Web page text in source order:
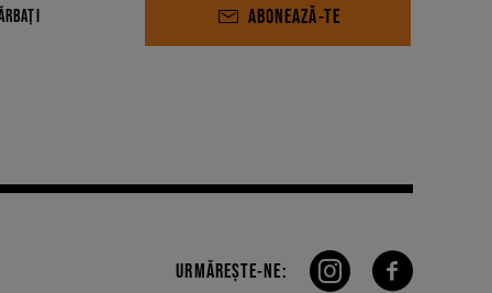
ABONEAZĂ-TE
URMĂREȘTE-NE: